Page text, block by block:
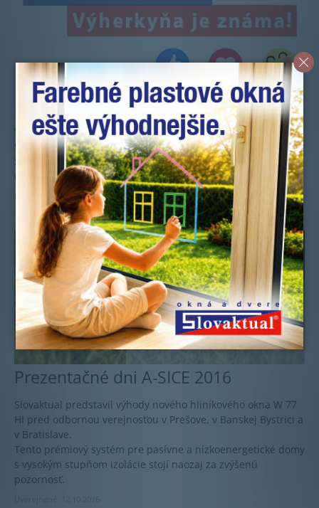
Nové hliníkové dvere vyhráva…
V dňoch 19.9. až 10.10. sa na facebookových stránkach
Slovaktualu a GAVAplastu konala súťaž o hliníkové dvere
SLOVAKTUAL s dvernou výplňou od GAVAplastu. Výhercom
nových hliníkových dverí sa stáva…
Uverejnené: 14.10.2016
Prezentačné dni A-SICE 2016
Slovaktual predstavil výhody nového hliníkového okna W 77
HI pred odbornou verejnosťou v Prešove, v Banskej Bystrici a
v Bratislave.
Tento prémiový systém pre pasívne a nízkoenergetické domy
s vysokým stupňom izolácie stojí naozaj za zvýšenú
pozornosť.